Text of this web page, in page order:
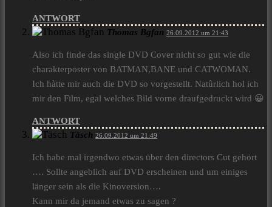
ANTWORT
Thomas Bgfan 26.09.2012 um 21:43
Also ich finde das single DVD Cover nicht so gut wie die
charakterposter von BATMAN,BANE und CATWOMAN.
Ich hàtte mir auch die DVD so vorgestellt. Natûrlich hol ich
mir den Film, egal welches Bild vorne draufgedruckt wird 😀
ANTWORT
Täsch 26.09.2012 um 21:49
Ich habe mal irgendwo etwas über den directors Cut gehört
…. Sollte angeblich auf DVD erscheinen und um einiges
länger sein als die Kinoversion….
Kann mir da jemand etwas zu sagen ?